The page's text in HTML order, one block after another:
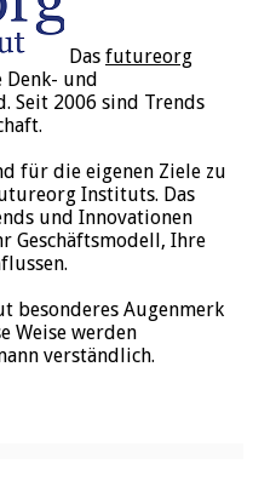
Das futureorg
und
Seit 2006 sind Trends
für die eigenen Ziele zu
Instituts. Das
und Innovationen
Geschäftsmodell, Ihre
besonderes Augenmerk
Weise werden
verständlich.